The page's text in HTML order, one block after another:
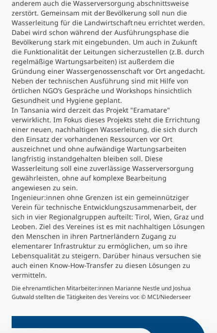
anderem auch die Wasserversorgung abschnittsweise
zerstört. Gemeinsam mit der Bevölkerung soll nun die
Wasserleitung für die Landwirtschaft neu errichtet werden.
Dabei wird schon während der Ausführungsphase die
Bevölkerung stark mit eingebunden. Um auch in Zukunft
die Funktionalität der Leitungen sicherzustellen (z.B. durch
regelmäßige Wartungsarbeiten) ist außerdem die
Gründung einer Wassergenossenschaft vor Ort angedacht.
Neben der technischen Ausführung sind mit Hilfe von
örtlichen NGO’s Gespräche und Workshops hinsichtlich
Gesundheit und Hygiene geplant.
In Tansania wird derzeit das Projekt "Eramatare"
verwirklicht. Im Fokus dieses Projekts steht die Errichtung
einer neuen, nachhaltigen Wasserleitung, die sich durch
den Einsatz der vorhandenen Ressourcen vor Ort
auszeichnet und ohne aufwändige Wartungsarbeiten
langfristig instandgehalten bleiben soll. Diese
Wasserleitung soll eine zuverlässige Wasserversorgung
gewährleisten, ohne auf komplexe Bearbeitung
angewiesen zu sein.
Ingenieur:innen ohne Grenzen ist ein gemeinnütziger
Verein für technische Entwicklungszusammenarbeit, der
sich in vier Regionalgruppen aufteilt: Tirol, Wien, Graz und
Leoben. Ziel des Vereines ist es mit nachhaltigen Lösungen
den Menschen in ihren Partnerländern Zugang zu
elementarer Infrastruktur zu ermöglichen, um so ihre
Lebensqualität zu steigern. Darüber hinaus versuchen sie
auch einen Know-How-Transfer zu diesen Lösungen zu
vermitteln.
Die ehrenamtlichen Mitarbeiter:innen Marianne Nestle und Joshua
Gutwald stellten die Tätigkeiten des Vereins vor. © MCI/Niederseer